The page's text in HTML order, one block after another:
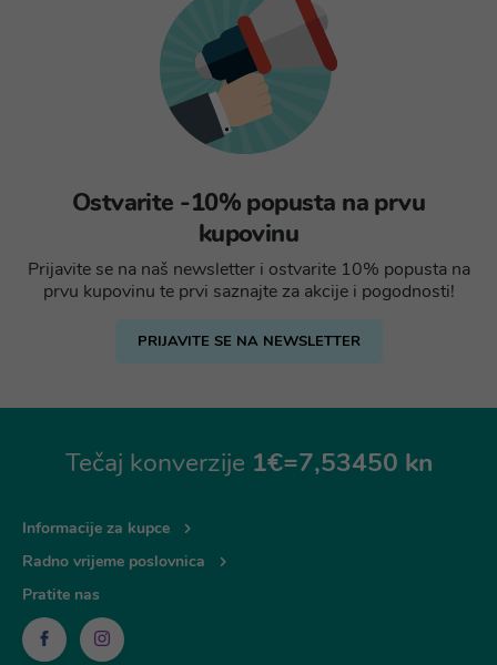
Ostvarite -10% popusta na prvu
kupovinu
Prijavite se na naš newsletter i ostvarite 10% popusta na
prvu kupovinu te prvi saznajte za akcije i pogodnosti!
PRIJAVITE SE NA NEWSLETTER
Tečaj konverzije 1€=7,53450 kn
Informacije za kupce
Radno vrijeme poslovnica
Pratite nas